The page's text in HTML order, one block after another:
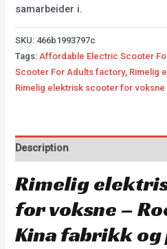
samarbeider i.
SKU: 466b1993797c
Tags: Affordable Electric Scooter
Scooter For Adults factory, Rimelig
Rimelig elektrisk scooter for
Description
Rimelig
for voksne –
Kina fabrikk